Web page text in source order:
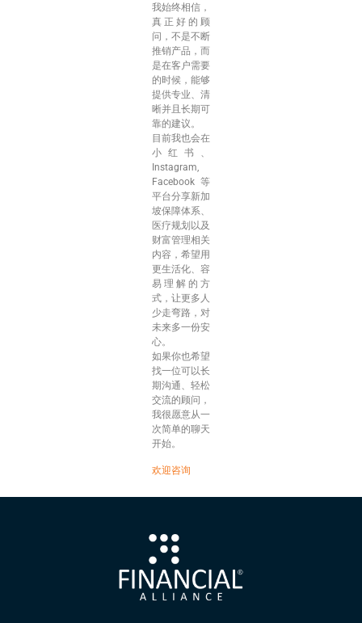
我始终相信，
真正好的顾
问，不是不断
推销产品，而
是在客户需要
的时候，能够
提供专业、清
晰并且长期可
靠的建议。
目前我也会在
小红书、
Instagram,
Facebook 等
平台分享新加
坡保障体系、
医疗规划以及
财富管理相关
内容，希望用
更生活化、容
易理解的方
式，让更多人
少走弯路，对
未来多一份安
心。
如果你也希望
找一位可以长
期沟通、轻松
交流的顾问，
我很愿意从一
次简单的聊天
开始。
欢迎咨询